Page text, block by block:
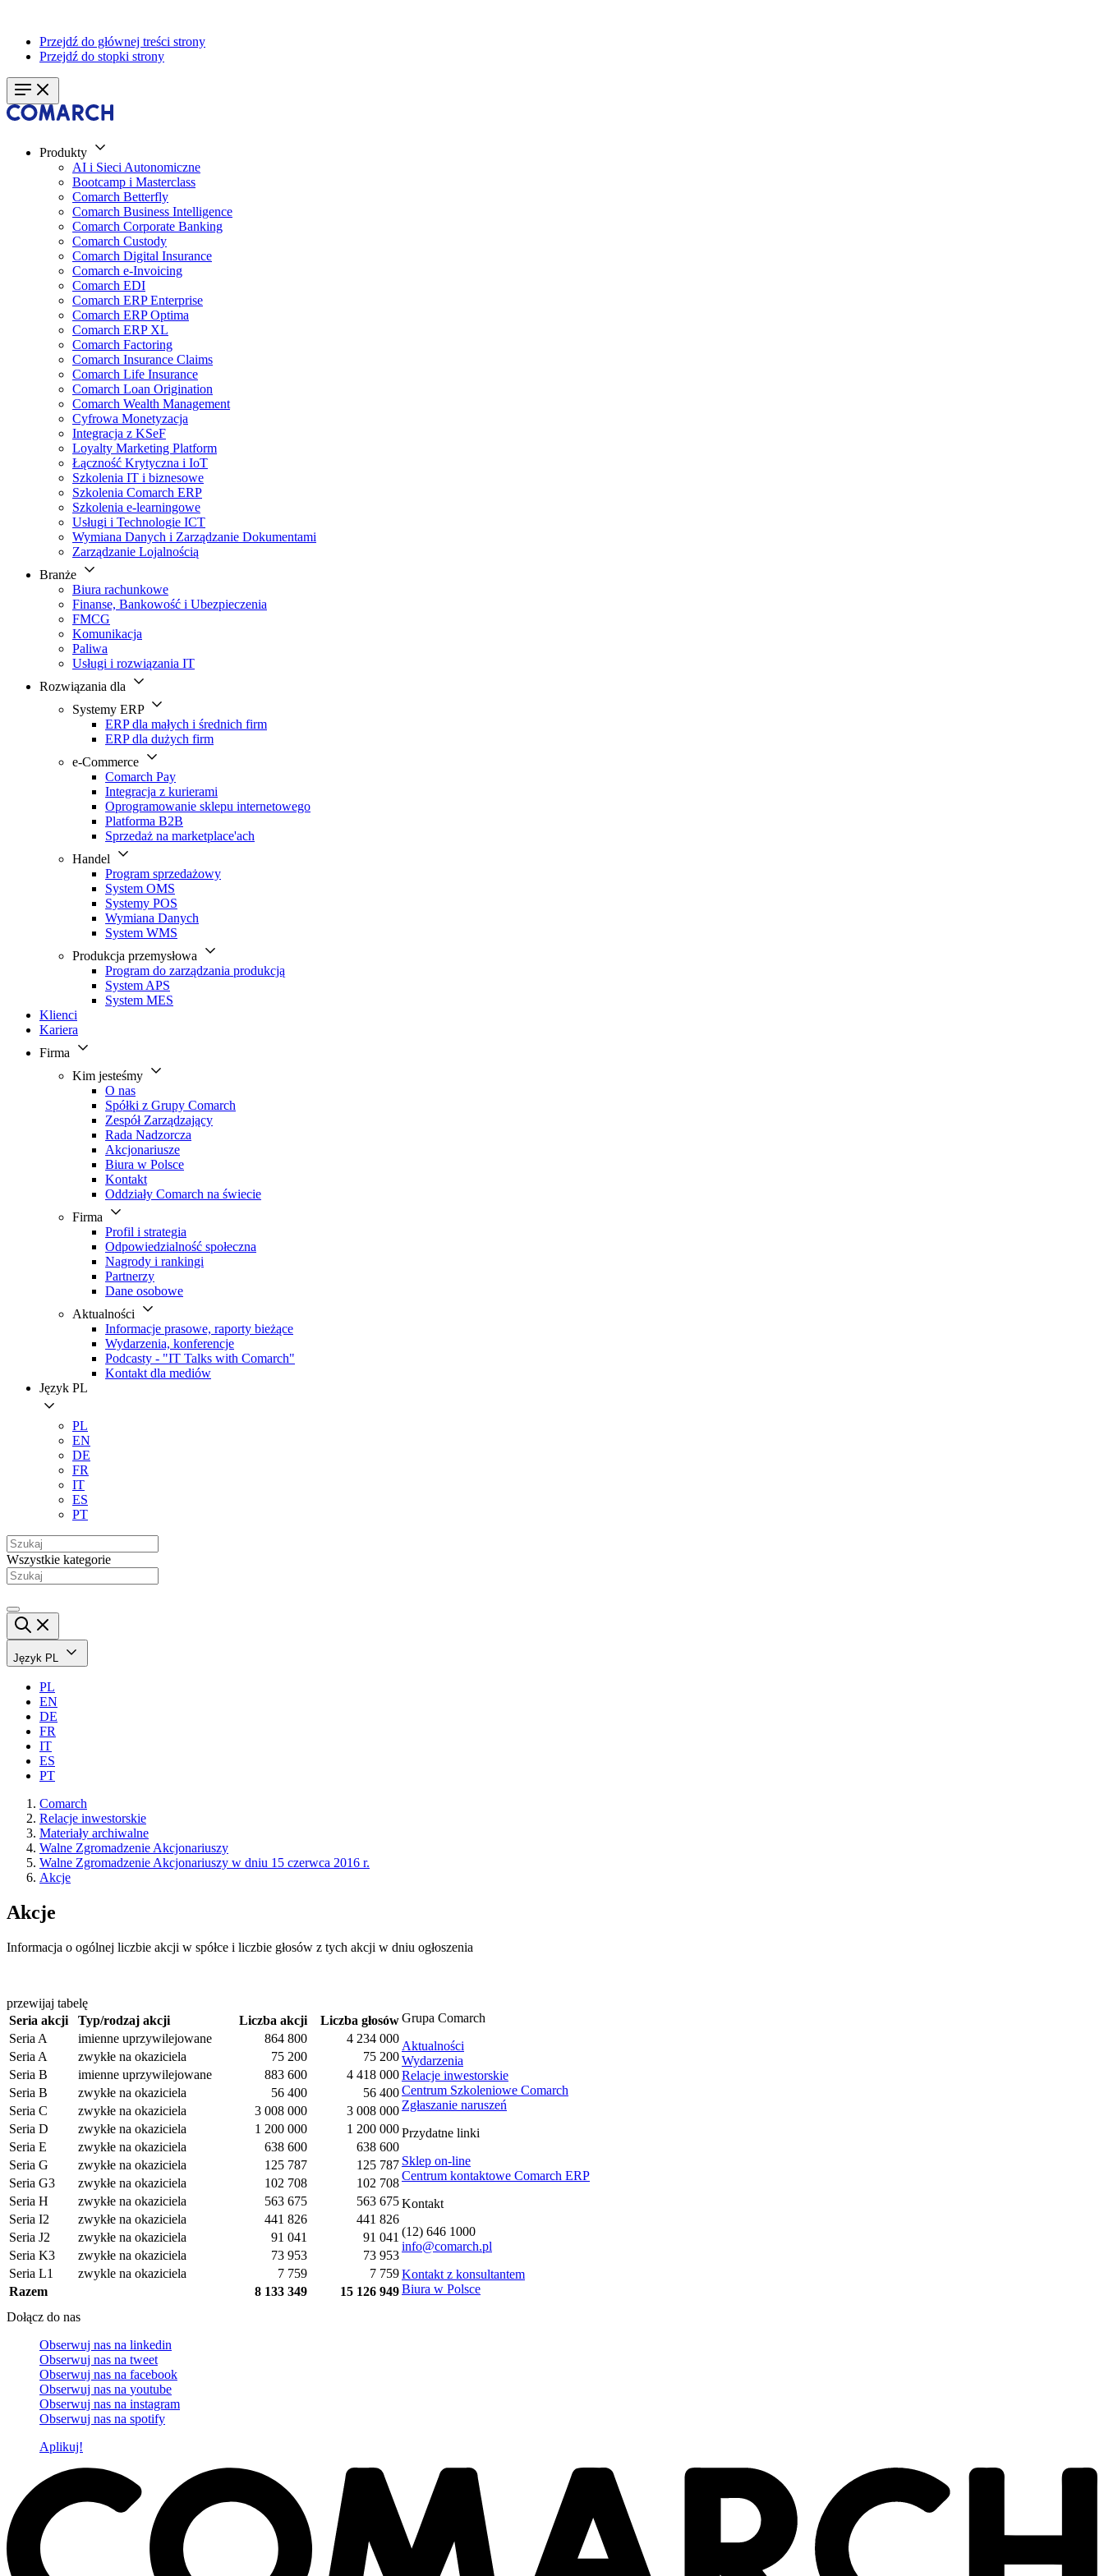
Przejdź do głównej treści strony
Przejdź do stopki strony
Produkty
AI i Sieci Autonomiczne
Bootcamp i Masterclass
Comarch Betterfly
Comarch Business Intelligence
Comarch Corporate Banking
Comarch Custody
Comarch Digital Insurance
Comarch e-Invoicing
Comarch EDI
Comarch ERP Enterprise
Comarch ERP Optima
Comarch ERP XL
Comarch Factoring
Comarch Insurance Claims
Comarch Life Insurance
Comarch Loan Origination
Comarch Wealth Management
Cyfrowa Monetyzacja
Integracja z KSeF
Loyalty Marketing Platform
Łączność Krytyczna i IoT
Szkolenia IT i biznesowe
Szkolenia Comarch ERP
Szkolenia e-learningowe
Usługi i Technologie ICT
Wymiana Danych i Zarządzanie Dokumentami
Zarządzanie Lojalnością
Branże
Biura rachunkowe
Finanse, Bankowość i Ubezpieczenia
FMCG
Komunikacja
Paliwa
Usługi i rozwiązania IT
Rozwiązania dla
Systemy ERP
ERP dla małych i średnich firm
ERP dla dużych firm
e-Commerce
Comarch Pay
Integracja z kurierami
Oprogramowanie sklepu internetowego
Platforma B2B
Sprzedaż na marketplace'ach
Handel
Program sprzedażowy
System OMS
Systemy POS
Wymiana Danych
System WMS
Produkcja przemysłowa
Program do zarządzania produkcją
System APS
System MES
Klienci
Kariera
Firma
Kim jesteśmy
O nas
Spółki z Grupy Comarch
Zespół Zarządzający
Rada Nadzorcza
Akcjonariusze
Biura w Polsce
Kontakt
Oddziały Comarch na świecie
Firma
Profil i strategia
Odpowiedzialność społeczna
Nagrody i rankingi
Partnerzy
Dane osobowe
Aktualności
Informacje prasowe, raporty bieżące
Wydarzenia, konferencje
Podcasty - "IT Talks with Comarch"
Kontakt dla mediów
Język PL
PL
EN
DE
FR
IT
ES
PT
Wszystkie kategorie
Język PL
PL
EN
DE
FR
IT
ES
PT
Comarch
Relacje inwestorskie
Materiały archiwalne
Walne Zgromadzenie Akcjonariuszy
Walne Zgromadzenie Akcjonariuszy w dniu 15 czerwca 2016 r.
Akcje
Akcje
Informacja o ogólnej liczbie akcji w spółce i liczbie głosów z tych akcji w dniu ogłoszenia
przewijaj tabelę
Seria akcji
Typ/rodzaj akcji Liczba akcji
Liczba głosów
Seria A
imienne uprzywilejowane 864 800
4 234 000
Seria A
zwykłe na okaziciela 75 200
75 200
Seria B
imienne uprzywilejowane 883 600
4 418 000
Seria B
zwykłe na okaziciela 56 400
56 400
Seria C
zwykłe na okaziciela 3 008 000
3 008 000
Seria D
zwykłe na okaziciela 1 200 000
1 200 000
Seria E
zwykłe na okaziciela 638 600
638 600
Seria G
zwykłe na okaziciela 125 787
125 787
Seria G3
zwykłe na okaziciela 102 708
102 708
Seria H
zwykłe na okaziciela 563 675
563 675
Seria I2
zwykłe na okaziciela 441 826
441 826
Seria J2
zwykłe na okaziciela 91 041
91 041
Seria K3
zwykłe na okaziciela 73 953
73 953
Seria L1
zwykle na okaziciela 7 759
7 759
Razem
8 133 349 15 126 949
Grupa Comarch
Aktualności
Wydarzenia
Relacje inwestorskie
Centrum Szkoleniowe Comarch
Zgłaszanie naruszeń
Przydatne linki
Sklep on-line
Centrum kontaktowe Comarch ERP
Kontakt
(12) 646 1000
info@comarch.pl
Kontakt z konsultantem
Biura w Polsce
Dołącz do nas
Obserwuj nas na linkedin
Obserwuj nas na tweet
Obserwuj nas na facebook
Obserwuj nas na youtube
Obserwuj nas na instagram
Obserwuj nas na spotify
Aplikuj!